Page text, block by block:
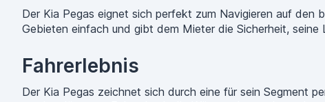
Der Kia Pegas eignet sich perfekt zum Navigieren auf den
Gebieten einfach und gibt dem Mieter die Sicherheit,
Fahrerlebnis
Der Kia Pegas zeichnet sich durch eine für sein Segment